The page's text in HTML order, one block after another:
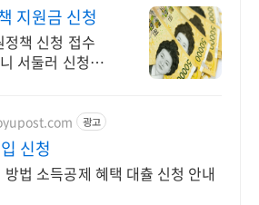
지원금 신청
정책 신청 접수
서둘러 신청하
광고
신청
법 소득공제 혜택 대츌 신청 안내